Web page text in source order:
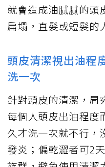
就會造成油膩膩的頭
扁塌，直髮或短髮的
頭皮清潔視出油程
洗一次
針對頭皮的清潔，周
每個人頭皮出油程度
久才洗一次就不行，
發炎；偏乾澀者可2